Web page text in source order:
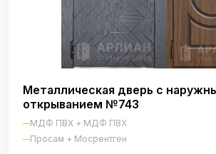
Металлическая дверь с
открыванием №743
МДФ ПВХ + МДФ ПВХ
Просам + Мосрентген